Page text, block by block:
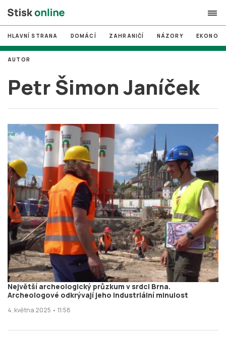
search
# MUNI
# Brno
# volby
login PŘIHLÁSIT SE
Zapomněli jste heslo?
Založit nový účet
HLAVNÍ STRANA DOMÁCÍ ZAHRANIČÍ NÁZORY
Petr Šimon Janíček
AUTOR
Největší archeologický průzkum v srdci Brna.
Archeologové odkrývají jeho industriální minulost
4. května 2025 • 11:58